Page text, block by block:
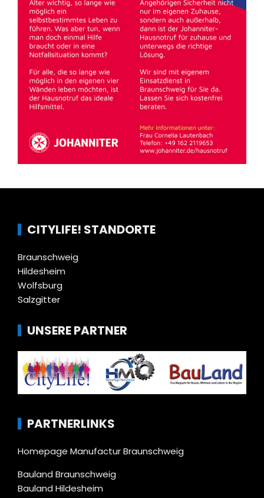
CITYLIFE! STANDORTE
Braunschweig
Hildesheim
Wolfsburg
Salzgitter
UNSERE PARTNER
PARTNERLINKS
Homepage Manufactur Braunschweig
Bauland Braunschweig
Bauland Hildesheim